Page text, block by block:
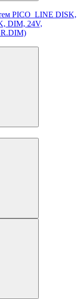
PICO_LINE DISK,
DIM, 24V,